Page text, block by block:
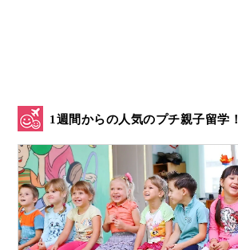
1週間からの人気のプチ親子留学！